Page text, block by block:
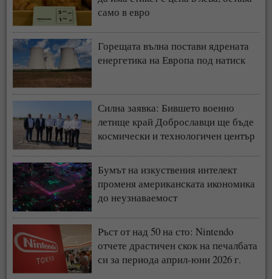
само в евро
Горещата вълна постави ядрената
енергетика на Европа под натиск
Силна заявка: Бившето военно
летище край Доброславци ще бъде
космически и технологичен център
(СНИМКИ + ВИДЕО)
Бумът на изкуствения интелект
променя американската икономика
до неузнаваемост
Ръст от над 50 на сто: Nintendo
отчете драстичен скок на печалбата
си за периода април-юни 2026 г.